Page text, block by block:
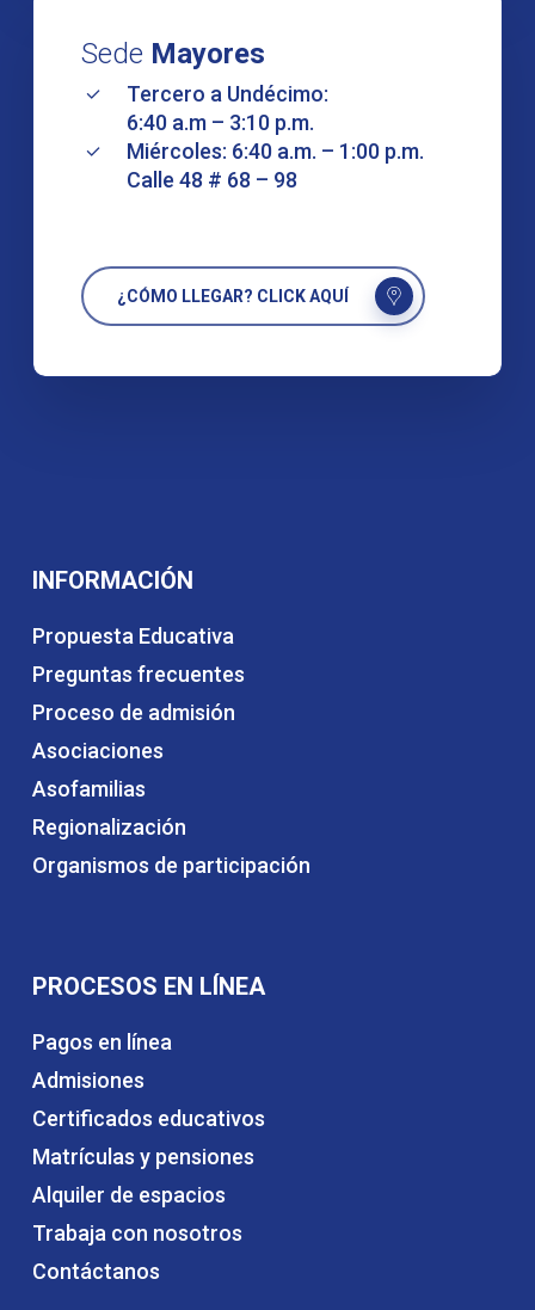
Sede Mayores
Tercero a Undécimo:
6:40 a.m – 3:10 p.m.
Miércoles: 6:40 a.m. – 1:00 p.m.
Calle 48 # 68 – 98
¿CÓMO LLEGAR? CLICK AQUÍ
INFORMACIÓN
Propuesta Educativa
Preguntas frecuentes
Proceso de admisión
Asociaciones
Asofamilias
Regionalización
Organismos de participación
PROCESOS EN LÍNEA
Pagos en línea
Admisiones
Certificados educativos
Matrículas y pensiones
Alquiler de espacios
Trabaja con nosotros
Contáctanos